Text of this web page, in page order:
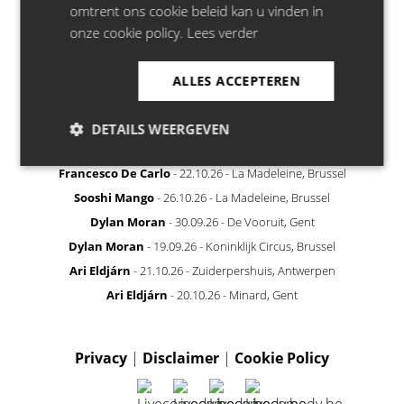
RECENTLY ANNOUNCED
Francesco De Carlo- 22.10.26 - La Madeleine, Brussel
Sooshi Mango- 26.10.26 - La Madeleine, Brussel
Dylan Moran - 30.09.26 - De Vooruit, Gent
Dylan Moran - 19.09.26 - Koninklijk Circus, Brussel
Ari Eldjárn - 21.10.26 - Zuiderpershuis, Antwerpen
Ari Eldjárn - 20.10.26 - Minard, Gent
Privacy | Disclaimer | Cookie Policy
omtrent ons cookie beleid kan u vinden in
onze cookie policy. Lees verder
ALLES ACCEPTEREN
DETAILS WEERGEVEN